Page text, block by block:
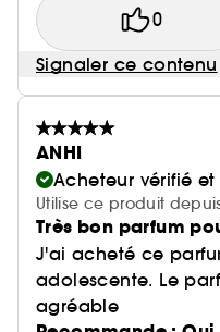
0
Signaler ce contenu
ANHI
Acheteur vérifié
Utilise ce produit
Très bon parfum
J'ai acheté ce
adolescente. Le
agréable